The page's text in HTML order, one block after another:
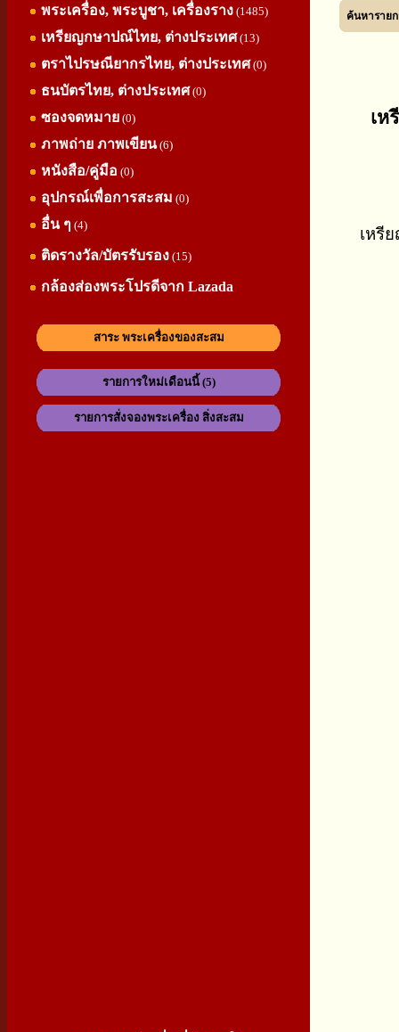
พระเครื่อง, พระบูชา, เครื่องราง (1485)
เหรียญกษาปณ์ไทย, ต่างประเทศ(13)
ตราไปรษณียากรไทย, ต่างประเทศ(0)
ธนบัตรไทย, ต่างประเทศ(0)
ซองจดหมาย (0)
ภาพถ่าย ภาพเขียน(6)
หนังสือ/คู่มือ (0)
อุปกรณ์เพื่อการสะสม (0)
อื่น ๆ (4)
ติดรางวัล/บัตรรับรอง (15)
กล้องส่องพระโปรดีจาก Lazada
สาระ พระเครื่องของสะสม
รายการใหม่เดือนนี้ (5)
รายการสั่งจองพระเครื่อง สิ่งสะสม
ค้นหารายก
เห
เหรี